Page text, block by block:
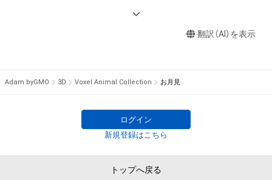
・本アイテムに関する創作物の利用については、公序良俗や法令
に反する利用またはその恐れのある利用など、作成者が不適切
・フクロウ（3種類）▶ adam.jp/airdrops/VAC-OWL
adam.jp/airdrops/VAC-NY2024
翻訳（AI）を表示
Adam byGMO 3D Voxel Animal Collection お月見
ログイン
新規登録はこちら
トップへ戻る